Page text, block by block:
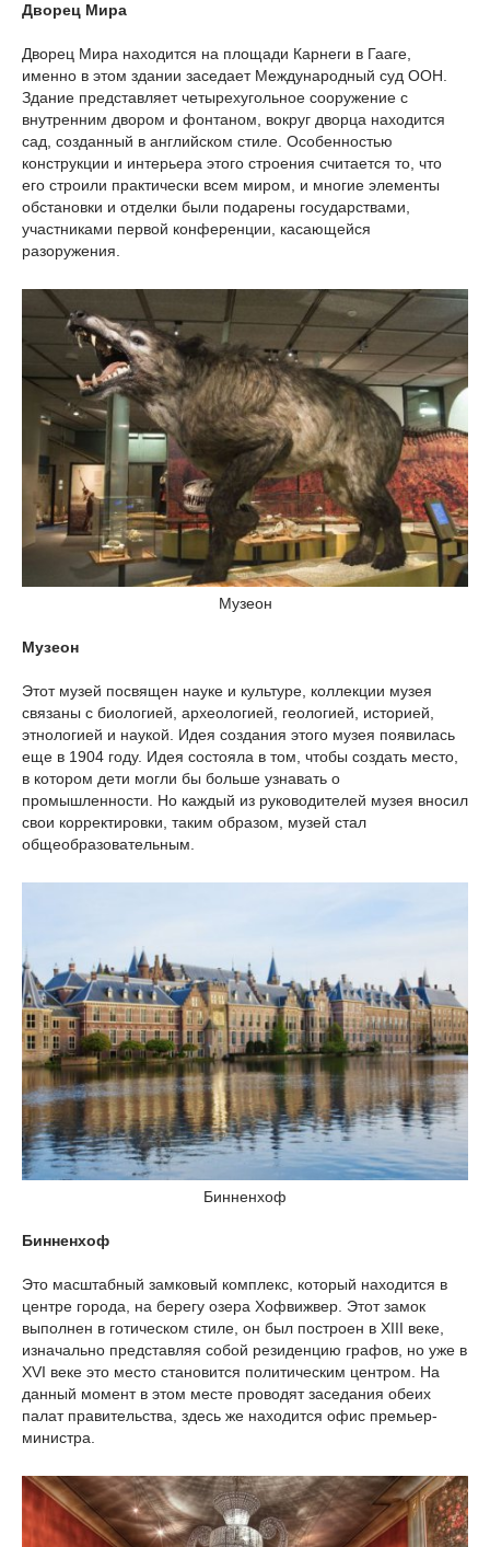
Дворец Мира
Дворец Мира находится на площади Карнеги в Гааге,
именно в этом здании заседает Международный суд ООН.
Здание представляет четырехугольное сооружение с
внутренним двором и фонтаном, вокруг дворца находится
сад, созданный в английском стиле. Особенностью
конструкции и интерьера этого строения считается то, что
его строили практически всем миром, и многие элементы
обстановки и отделки были подарены государствами,
участниками первой конференции, касающейся
разоружения.
Музеон
Музеон
Этот музей посвящен науке и культуре, коллекции музея
связаны с биологией, археологией, геологией, историей,
этнологией и наукой. Идея создания этого музея появилась
еще в 1904 году. Идея состояла в том, чтобы создать место,
в котором дети могли бы больше узнавать о
промышленности. Но каждый из руководителей музея вносил
свои корректировки, таким образом, музей стал
общеобразовательным.
Бинненхоф
Бинненхоф
Это масштабный замковый комплекс, который находится в
центре города, на берегу озера Хофвижвер. Этот замок
выполнен в готическом стиле, он был построен в XIII веке,
изначально представляя собой резиденцию графов, но уже в
XVI веке это место становится политическим центром. На
данный момент в этом месте проводят заседания обеих
палат правительства, здесь же находится офис премьер-
министра.